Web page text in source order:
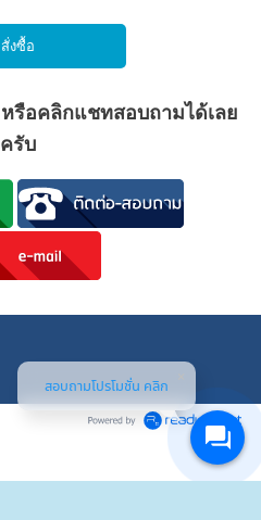
หรือคลิกแชทสอบถามได้เลย
ครับ
สอบถามโปรโมชั่น คลิก